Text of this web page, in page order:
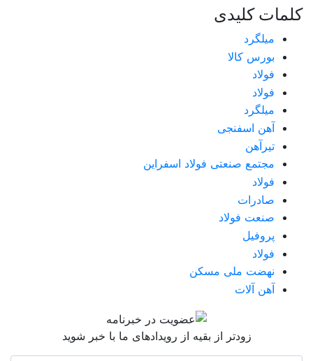
کلمات کلیدی
میلگرد
بورس کالا
فولاد
فولاد
میلگرد
آهن اسفنجی
تیرآهن
مجتمع صنعتی فولاد اسفراین
فولاد
صادرات
صنعت فولاد
پروفیل
فولاد
نهضت ملی مسکن
آهن آلات
زودتر از بقیه از رویدادهای ما با خبر شوید